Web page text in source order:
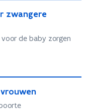
zwangere
de baby zorgen